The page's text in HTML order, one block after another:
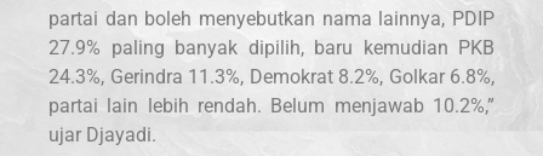
partai dan boleh menyebutkan nama lainnya, PDIP
27.9% paling banyak dipilih, baru kemudian PKB
24.3%, Gerindra 11.3%, Demokrat 8.2%, Golkar 6.8%,
partai lain lebih rendah. Belum menjawab 10.2%,”
ujar Djayadi.